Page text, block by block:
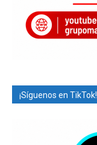
¡Síguenos en TikTok!